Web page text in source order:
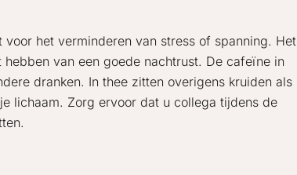
het verminderen van stress of spanning. Het
van een goede nachtrust. De cafeïne in
dranken. In thee zitten overigens kruiden als
lichaam. Zorg ervoor dat u collega tijdens de